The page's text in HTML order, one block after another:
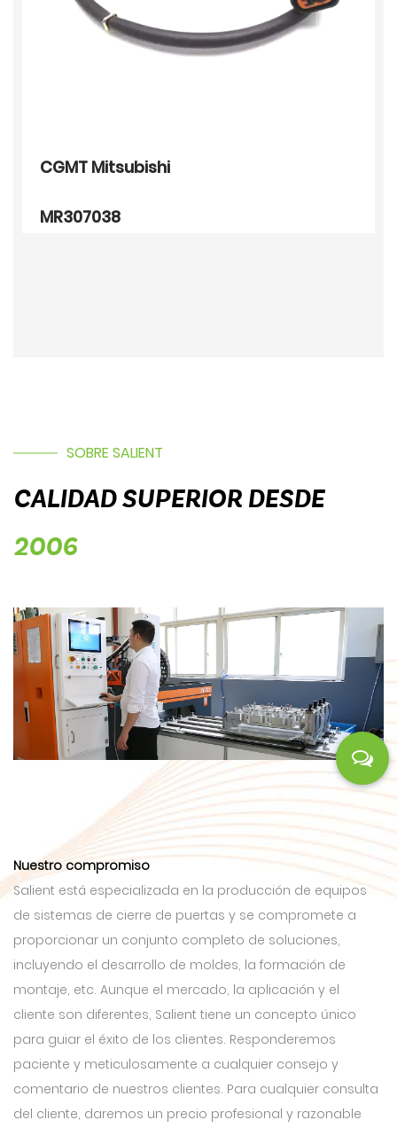
CGMT Mitsubishi
MR307038
SOBRE SALIENT
CALIDAD SUPERIOR DESDE
2006
Nuestro compromiso
Salient está especializada en la producción de equipos
de sistemas de cierre de puertas y se compromete a
proporcionar un conjunto completo de soluciones,
incluyendo el desarrollo de moldes, la formación de
montaje, etc. Aunque el mercado, la aplicación y el
cliente son diferentes, Salient tiene un concepto único
para guiar el éxito de los clientes. Responderemos
paciente y meticulosamente a cualquier consejo y
comentario de nuestros clientes. Para cualquier consulta
del cliente, daremos un precio profesional y razonable